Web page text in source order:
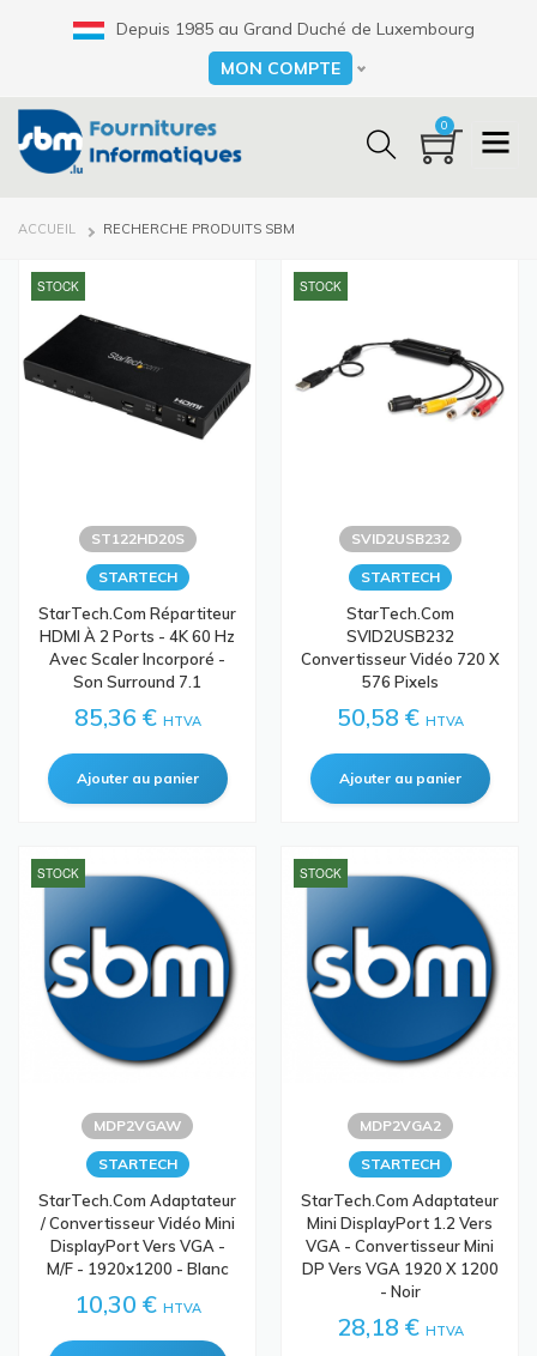
Depuis 1985 au Grand Duché de Luxembourg
Select your language
MON COMPTE
0
FIL
ACCUEIL RECHERCHE PRODUITS SBM
STOCK
ST122HD20S
STARTECH
StarTech.com Répartiteur
HDMI À 2 Ports - 4K 60 Hz
Avec Scaler Incorporé -
Son Surround 7.1
85,36 € HTVA
STOCK
SVID2USB232
STARTECH
StarTech.com
SVID2USB232
Convertisseur Vidéo 720 X
576 Pixels
50,58 € HTVA
STOCK
MDP2VGAW
STARTECH
StarTech.com Adaptateur
/ Convertisseur Vidéo Mini
DisplayPort Vers VGA -
M/F - 1920x1200 - Blanc
10,30 € HTVA
STOCK
MDP2VGA2
STARTECH
StarTech.com Adaptateur
Mini DisplayPort 1.2 Vers
VGA - Convertisseur Mini
DP Vers VGA 1920 X 1200
- Noir
28,18 € HTVA